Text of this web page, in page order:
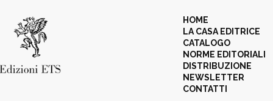
HOME
LA CASA EDITRICE
CATALOGO
NORME EDITORIALI
DISTRIBUZIONE
NEWSLETTER
CONTATTI